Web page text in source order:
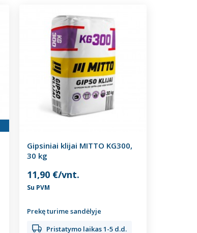
Gipsiniai klijai MITTO KG300,
30 kg
11,90 €/vnt.
Su PVM
Prekę turime sandėlyje
Pristatymo laikas 1-5 d.d.